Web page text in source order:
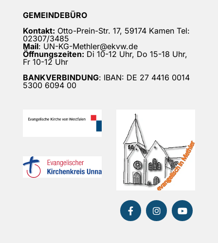
GEMEINDEBÜRO
Kontakt: Otto-Prein-Str. 17, 59174 Kamen Tel:
02307/3485
Mail: UN-KG-Methler@ekvw.de
Öffnungszeiten: Di 10-12 Uhr, Do 15-18 Uhr,
Fr 10-12 Uhr
BANKVERBINDUNG: IBAN: DE 27 4416 0014
5300 6094 00